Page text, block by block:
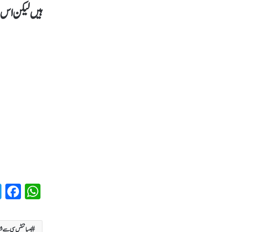
ہیں لیکن
W
ha
ts
ہیپاٹئٹس سی سے